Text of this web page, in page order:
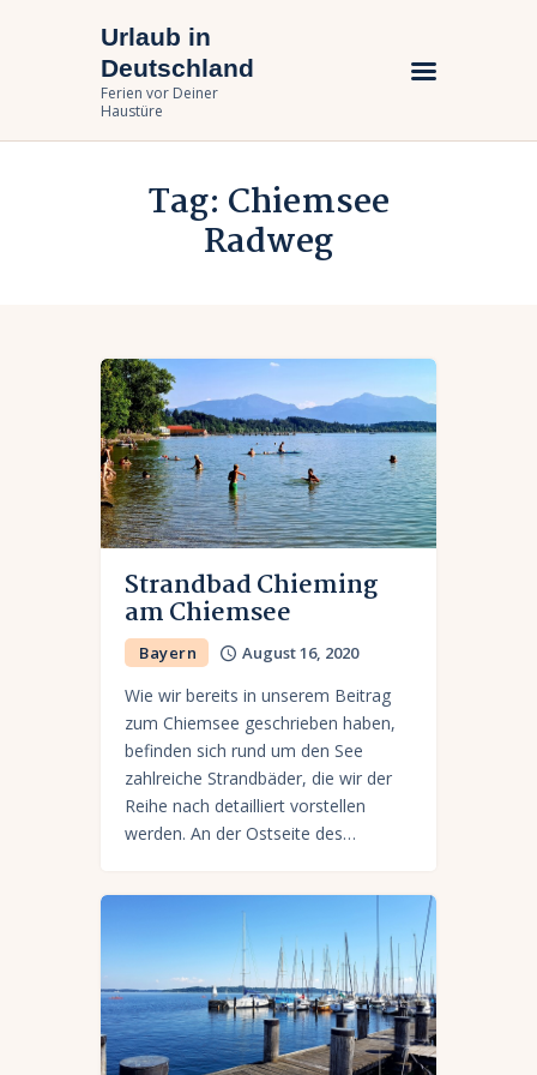
Urlaub in
Deutschland
Ferien vor Deiner
Haustüre
Tag: Chiemsee
Radweg
Urlaub in Deutschland
Ferien vor Deiner Haustüre
Urlaub zuhause
Bundesländer
Urlaubsarten
Strandbad Chieming
am Chiemsee
Bayern August 16, 2020
Wie wir bereits in unserem Beitrag
zum Chiemsee geschrieben haben,
befinden sich rund um den See
zahlreiche Strandbäder, die wir der
Reihe nach detailliert vorstellen
werden. An der Ostseite des…